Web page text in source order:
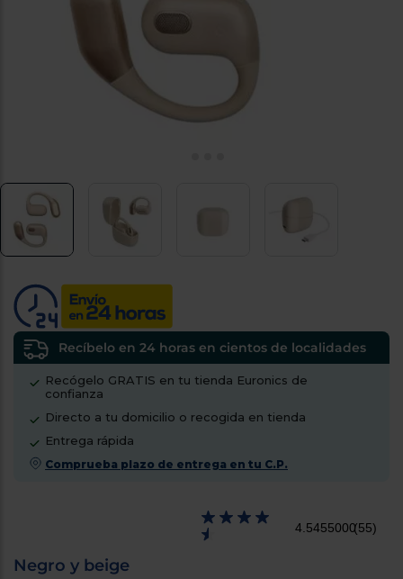
¿Por
qué
te
pedimos
tu
código
postal?
Productos
con
en
24
horasy/o
los más
cercanos
la entrega
con
nuestros
más
cercana
Recíbelo en 24 horas en cientos de localidades
Recógelo GRATIS en tu tienda Euronics de
confianza
Directo a tu domicilio o recogida en tienda
Entrega rápida
Comprueba plazo de entrega en tu C.P.
4.5455000(55)
Negro y beige